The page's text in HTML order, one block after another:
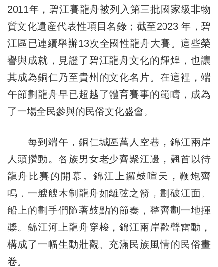
2011年，碧江賽龍舟被列入第三批國家級非物
質文化遺産代表性項目名錄；截至2023 年，碧
江區已連續舉辦13次全國性龍舟大賽。這些榮
譽與成就，見證了碧江龍舟文化的輝煌，也讓
其成為銅仁乃至貴州的文化名片。在這裡，端
午節劃龍舟早已超越了體育賽事的範疇，成為
了一場全民參與的民俗文化盛會。
每到端午，銅仁城區萬人空巷，錦江兩岸
人頭攢動。各族男女老少齊聚江邊，翹首以待
龍舟比賽的開幕。錦江上鑼鼓喧天，鞭炮齊
鳴，一艘艘木制龍舟如離弦之箭，劃破江面。
船上的劃手們隨著鼓點的節奏，整齊劃一地揮
槳。錦江河上龍舟穿梭，錦江兩岸歡聲雷動，
構成了一幅生動壯觀、充滿民族風情的民俗畫
卷。